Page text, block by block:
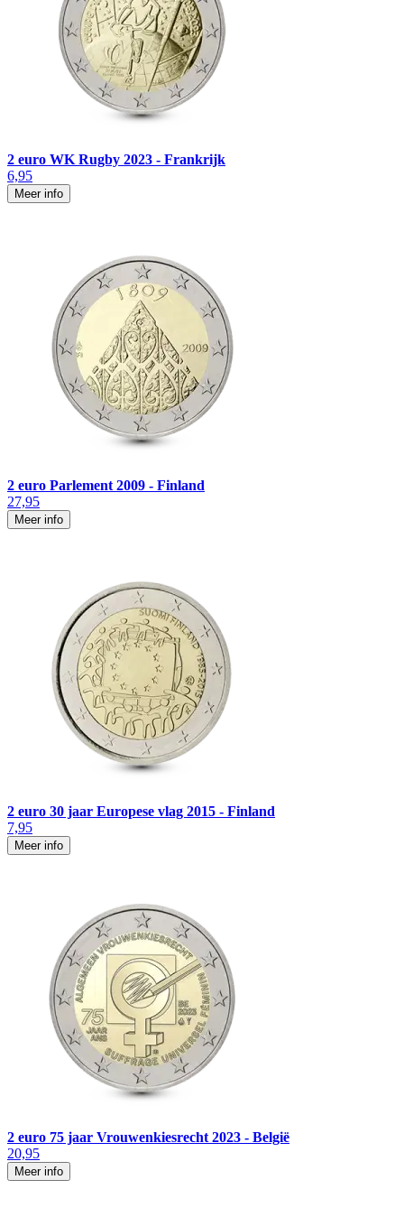
2 euro WK Rugby 2023 - Frankrijk
6,95
Meer info
2 euro Parlement 2009 - Finland
27,95
Meer info
2 euro 30 jaar Europese vlag 2015 - Finland
7,95
Meer info
2 euro 75 jaar Vrouwenkiesrecht 2023 - België
20,95
Meer info